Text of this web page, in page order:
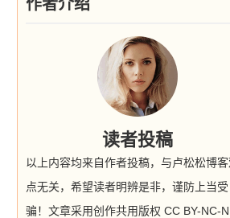
作者介绍
读者投稿
以上内容均来自作者投稿，与卢松松博
点无关，希望读者明辨是非，谨防上当受
骗！文章采用创作共用版权 CC BY-NC-